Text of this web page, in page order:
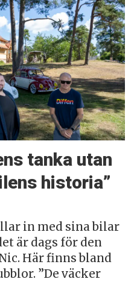
tanka utan
historia”
in med sina bilar
är dags för den
Här finns bland
”De väcker